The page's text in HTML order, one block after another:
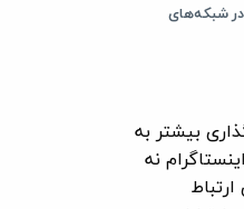
در شبکه‌های
بیشتر به
نه